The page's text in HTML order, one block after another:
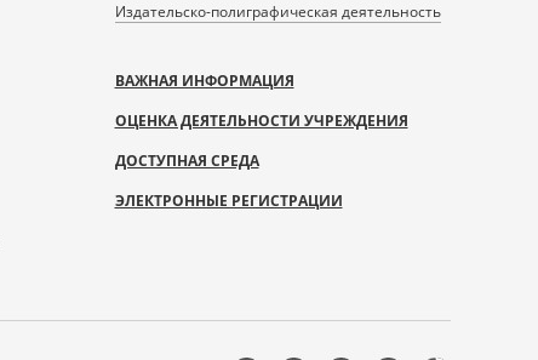
Издательско-полиграфическая деятельность
ВАЖНАЯ ИНФОРМАЦИЯ
ОЦЕНКА ДЕЯТЕЛЬНОСТИ УЧРЕЖДЕНИЯ
ДОСТУПНАЯ СРЕДА
ЭЛЕКТРОННЫЕ РЕГИСТРАЦИИ